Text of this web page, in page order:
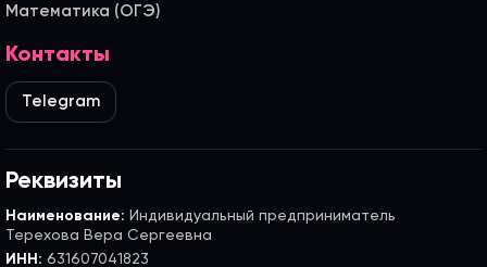
Математика (ОГЭ)
Контакты
Telegram
Реквизиты
Наименование: Индивидуальный предприниматель
Терехова Вера Сергеевна
ИНН: 631607041823